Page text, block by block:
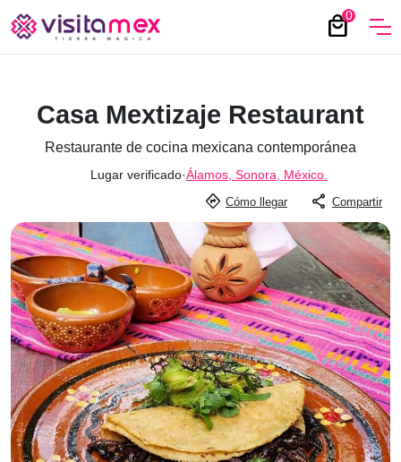
0
local_mall
Casa Mextizaje Restaurant
Restaurante de cocina mexicana contemporánea
Lugar verificado·Álamos, Sonora, México.
directions Cómo llegar share Compartir